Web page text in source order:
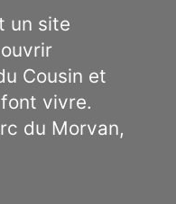
un site
Cousin et
vivre.
du Morvan,